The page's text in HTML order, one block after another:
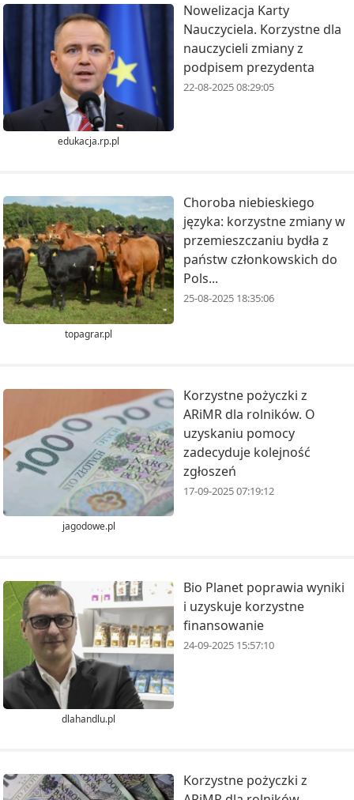
edukacja.rp.pl
Nowelizacja Karty
Nauczyciela. Korzystne dla
nauczycieli zmiany z
podpisem prezydenta
22-08-2025 08:29:05
topagrar.pl
Choroba niebieskiego
języka: korzystne zmiany w
przemieszczaniu bydła z
państw członkowskich do
Pols...
25-08-2025 18:35:06
jagodowe.pl
Korzystne pożyczki z
ARiMR dla rolników. O
uzyskaniu pomocy
zadecyduje kolejność
zgłoszeń
17-09-2025 07:19:12
dlahandlu.pl
Bio Planet poprawia wyniki
i uzyskuje korzystne
finansowanie
24-09-2025 15:57:10
Korzystne pożyczki z